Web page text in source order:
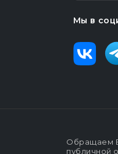
Мы в
Обращаем
публичной